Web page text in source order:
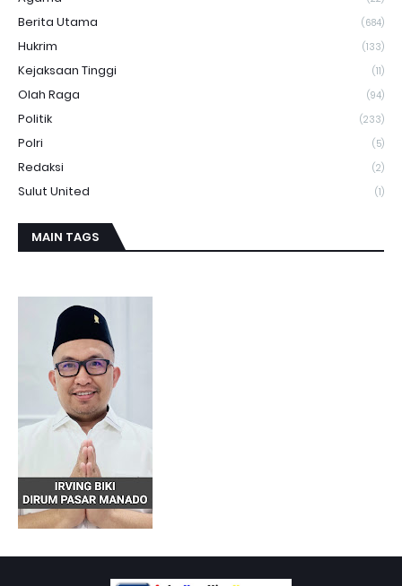
Berita Utama (684)
Hukrim (133)
Kejaksaan Tinggi (11)
Olah Raga (94)
Politik (233)
Polri (5)
Redaksi (2)
Sulut United (1)
MAIN TAGS